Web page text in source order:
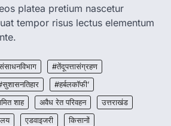
: मुख्यमंत्री विष्णुदेव साय के नेतृत्व में
को बड़ी उपलब्धि
More Khabar
विकास और किसानों की आय…
: पांच माह की अनुष्का को मिला नया
चिरायु योजना से संभव हुई सफल सर्जरी
platea pretium nascetur
tempor risus lectus elementum
#तेंदूपत्तासंग्रहण
#हर्बलकॉफी’
शाह अवैध रेत परिवहन
उत्तराखंड
एडवाइजरी
किसानों